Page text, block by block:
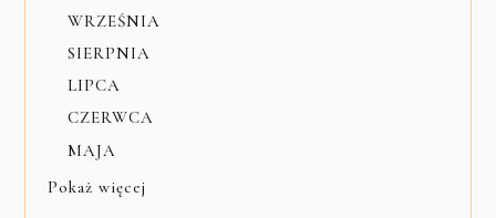
WRZEŚNIA
SIERPNIA
LIPCA
CZERWCA
MAJA
Pokaż więcej